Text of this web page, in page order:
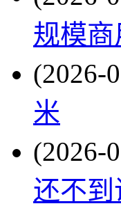
规模
(2026-
米
(2026-
还不到